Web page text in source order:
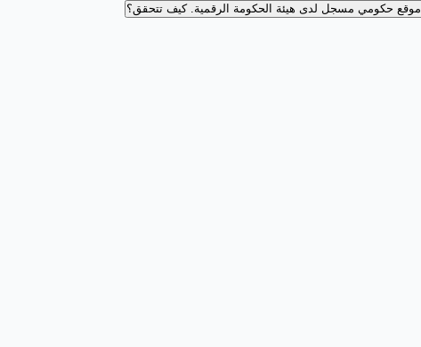
موقع حكومي مسجل لدى هيئة الحكومة الرقمية.كيف تتحقق؟